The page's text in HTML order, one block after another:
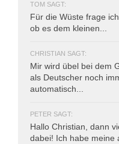
TOM SAGT:
Für die Wüste frage
ob es dem kleinen...
CHRISTIAN SAGT:
Mir wird übel bei dem
als Deutscher noch
automatisch...
PETER SAGT:
Hallo Christian, dann
dabei! Ich habe meine